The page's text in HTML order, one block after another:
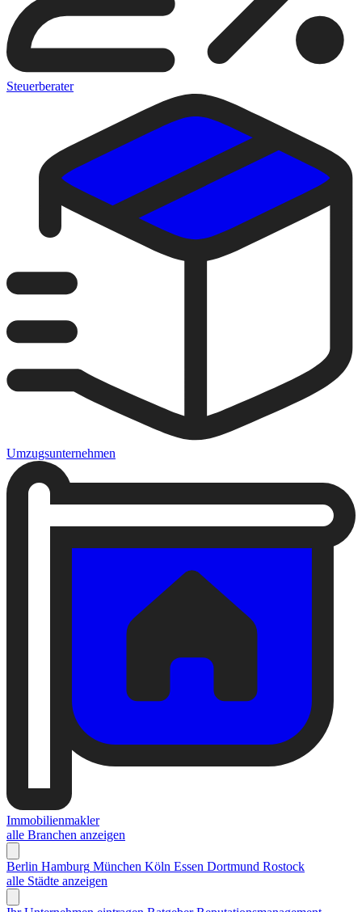
Steuerberater
Umzugsunternehmen
Immobilienmakler
alle Branchen anzeigen
Berlin Hamburg München Köln Essen Dortmund Rostock
alle Städte anzeigen